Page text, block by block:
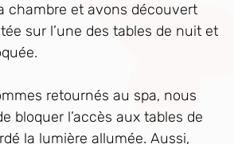
chambre et avons découvert
sur l’une des tables de nuit et
retournés au spa, nous
bloquer l’accès aux tables de
la lumière allumée. Aussi,